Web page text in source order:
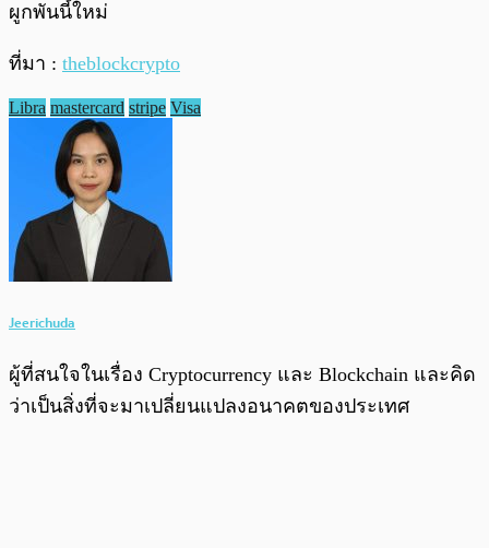
ผูกพันนี้ใหม่
ที่มา : theblockcrypto
Libra mastercard stripe Visa
Jeerichuda
ผู้ที่สนใจในเรื่อง Cryptocurrency และ Blockchain และคิด
ว่าเป็นสิ่งที่จะมาเปลี่ยนแปลงอนาคตของประเทศ